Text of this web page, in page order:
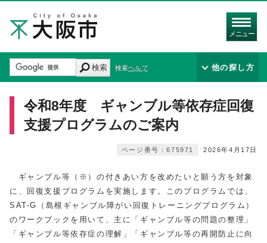
メニュー
検索 検索ヘルプ 他の探し方
令和8年度 ギャンブル等依存症回復
支援プログラムのご案内
2026年4月17日
ページ番号：675971
ギャンブル等（※）の付きあい方を改めたいと願う方を対象
に、回復支援プログラムを実施します。このプログラムでは、
SAT-G（島根ギャンブル障がい回復トレーニングプログラム）
のワークブックを用いて、主に「ギャンブル等の問題の整理」
「ギャンブル等依存症の理解」「ギャンブル等の再開防止に向